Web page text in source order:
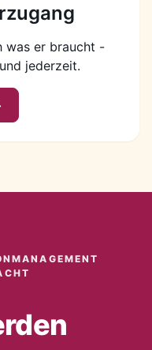
was er braucht -
jederzeit.